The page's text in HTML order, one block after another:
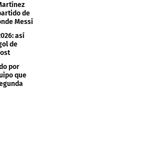
de
Messi
así
de
por
que